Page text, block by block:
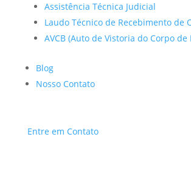
Assistência Técnica Judicial
Laudo Técnico de Recebimento de
AVCB (Auto de Vistoria do Corpo de
Blog
Nosso Contato
Entre em Contato